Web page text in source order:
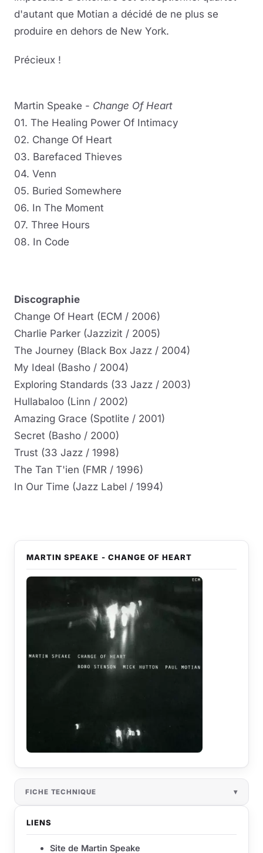
d'autant que Motian a décidé de ne plus se
produire en dehors de New York.
Précieux !
Martin Speake - Change Of Heart
01. The Healing Power Of Intimacy
02. Change Of Heart
03. Barefaced Thieves
04. Venn
05. Buried Somewhere
06. In The Moment
07. Three Hours
08. In Code
Discographie
Change Of Heart (ECM / 2006)
Charlie Parker (Jazzizit / 2005)
The Journey (Black Box Jazz / 2004)
My Ideal (Basho / 2004)
Exploring Standards (33 Jazz / 2003)
Hullabaloo (Linn / 2002)
Amazing Grace (Spotlite / 2001)
Secret (Basho / 2000)
Trust (33 Jazz / 1998)
The Tan T'ien (FMR / 1996)
In Our Time (Jazz Label / 1994)
MARTIN SPEAKE - CHANGE OF HEART
FICHE TECHNIQUE
LIENS
Site de Martin Speake